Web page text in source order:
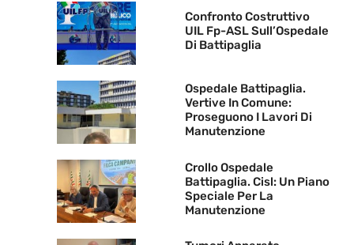
Confronto Costruttivo
UIL Fp-ASL Sull’Ospedale
Di Battipaglia
Ospedale Battipaglia.
Vertive In Comune:
Proseguono I Lavori Di
Manutenzione
Crollo Ospedale
Battipaglia. Cisl: Un Piano
Speciale Per La
Manutenzione